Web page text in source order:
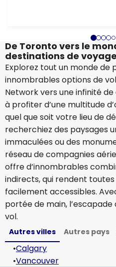
De Toronto vers le
destinations de
Explorez tout un monde de
innombrables options de
Network vers une infinité
à profiter d’une multitude
quel que soit votre lieu de
recherchiez des paysages
immaculées ou des
réseau de compagnies
offre d’innombrables
indirects, qui rendent
facilement accessibles.
portée de main, l’escapade
vol.
Autres villes Autres pays
•Calgary
•Vancouver